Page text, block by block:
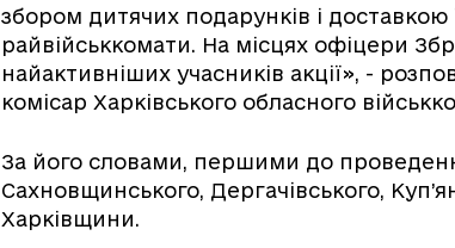
збором дитячих подарунків і
райвійськкомати. На місцях офіцери
найактивніших учасників акції», -
комісар Харківського обласного
За його словами, першими до
Сахновщинського, Дергачівського,
Харківщини.